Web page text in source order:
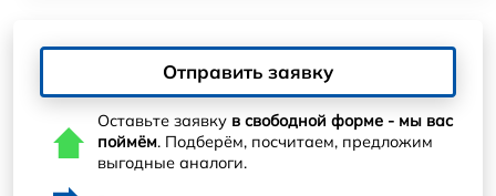
Отправить заявку
Оставьте заявку в свободной форме - мы вас
поймём. Подберём, посчитаем, предложим
выгодные аналоги.